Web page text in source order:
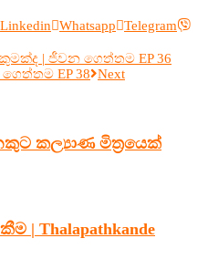
Linkedin Whatsapp
Telegram
| ජීවන ගෙත්තම EP 36
EP 38 Next
කල්‍යාණ මිත්‍රයෙක්
| Thalapathkande